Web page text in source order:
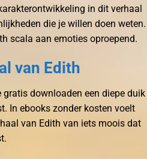
in dit verhaal
die je willen doen weten.
scala aan emoties oproepend.
van Edith
gratis downloaden een diepe duik
In ebooks zonder kosten voelt
van Edith van iets moois dat